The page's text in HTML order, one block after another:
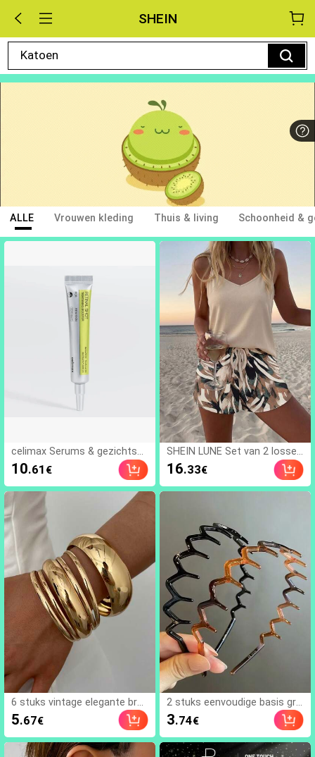
SHEIN
Katoen
ALLE Vrouwen kleding Thuis & living Schoonheid &
celimax Serums & gezichtsbe
handelingen
10.61 €
6 stuks vintage elegante bred
e platte metalen armbanden,
geschikt voor dagelijks gebrui
k, feestjes, vakanties, cadea
u, stille luxe
5.67€
SHEIN LUNE Set van 2 losse
camisoles en shorts voor da
mes, geschikt voor de zomer,
vintage bloemenprint, takken
outfitset geschikt voor uitga
16.33€
2 stuks eenvoudige basis gro
te golf haarbanden voor dam
es, make-up haarbanden, plas
tic haarbanden, voor dagelijks
gebruik
3.74€